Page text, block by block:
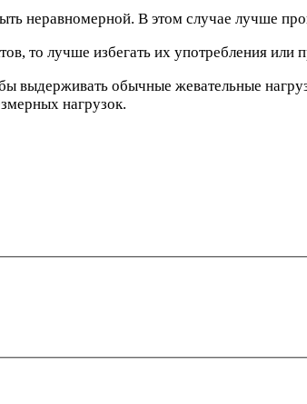
неравномерной. В этом случае лучше
то лучше избегать их употребления или
выдерживать обычные жевательные
нагрузок.